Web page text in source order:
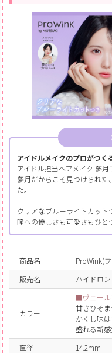
アイドルメイクのプロがつく
アイドル担当ヘアメイク 夢
夢月だからこそ見つけられ
た。
クリアなブルーライトカット
瞳への優しさも可愛さもひと
商品名
ProWink(
販売名
ハイドロ
カラー
■ヴェール
甘さひそま
かくし味
盛れる新
直径
14.2mm